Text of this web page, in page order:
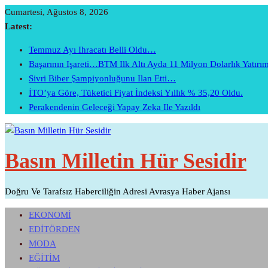
Skip
To
Cumartesi, Ağustos 8, 2026
Latest:
Temmuz Ayı Ihracatı Belli Oldu…
Başarının Işareti…BTM Ilk Altı Ayda 11 Milyon Dolarlık
Sivri Biber Şampiyonluğunu Ilan Etti…
İTO’ya Göre, Tüketici Fiyat İndeksi Yıllık % 35,20 Oldu.
Perakendenin Geleceği Yapay Zeka Ile Yazıldı
Basın Milletin Hür Sesidir
Doğru Ve Tarafsız Haberciliğin Adresi Avrasya Haber Ajansı
EKONOMİ
EDİTÖRDEN
MODA
EĞİTİM